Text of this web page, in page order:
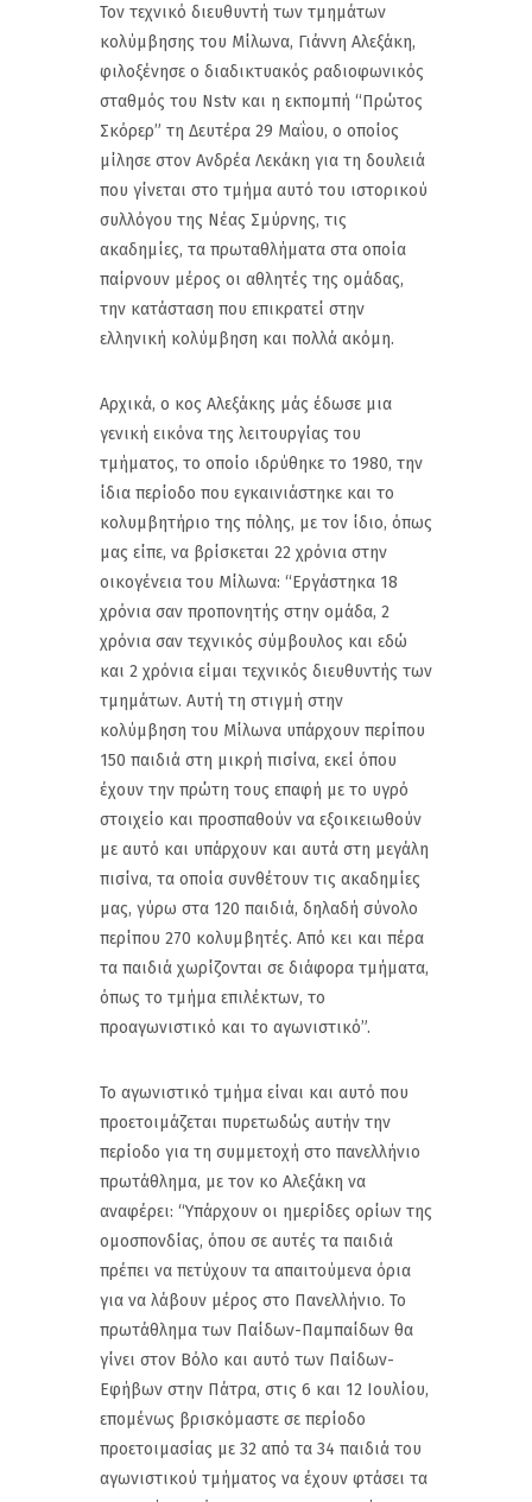
Τον τεχνικό διευθυντή των τμημάτων
κολύμβησης του Μίλωνα, Γιάννη Αλεξάκη,
φιλοξένησε ο διαδικτυακός ραδιοφωνικός
σταθμός του Nstv και η εκπομπή “Πρώτος
Σκόρερ” τη Δευτέρα 29 Μαΐου, ο οποίος
μίλησε στον Ανδρέα Λεκάκη για τη δουλειά
που γίνεται στο τμήμα αυτό του ιστορικού
συλλόγου της Νέας Σμύρνης, τις
ακαδημίες, τα πρωταθλήματα στα οποία
παίρνουν μέρος οι αθλητές της ομάδας,
την κατάσταση που επικρατεί στην
ελληνική κολύμβηση και πολλά ακόμη.
Αρχικά, ο κος Αλεξάκης μάς έδωσε μια
γενική εικόνα της λειτουργίας του
τμήματος, το οποίο ιδρύθηκε το 1980, την
ίδια περίοδο που εγκαινιάστηκε και το
κολυμβητήριο της πόλης, με τον ίδιο, όπως
μας είπε, να βρίσκεται 22 χρόνια στην
οικογένεια του Μίλωνα: “Εργάστηκα 18
χρόνια σαν προπονητής στην ομάδα, 2
χρόνια σαν τεχνικός σύμβουλος και εδώ
και 2 χρόνια είμαι τεχνικός διευθυντής των
τμημάτων. Αυτή τη στιγμή στην
κολύμβηση του Μίλωνα υπάρχουν περίπου
150 παιδιά στη μικρή πισίνα, εκεί όπου
έχουν την πρώτη τους επαφή με το υγρό
στοιχείο και προσπαθούν να εξοικειωθούν
με αυτό και υπάρχουν και αυτά στη μεγάλη
πισίνα, τα οποία συνθέτουν τις ακαδημίες
μας, γύρω στα 120 παιδιά, δηλαδή σύνολο
περίπου 270 κολυμβητές. Από κει και πέρα
τα παιδιά χωρίζονται σε διάφορα τμήματα,
όπως το τμήμα επιλέκτων, το
προαγωνιστικό και το αγωνιστικό”.
Το αγωνιστικό τμήμα είναι και αυτό που
προετοιμάζεται πυρετωδώς αυτήν την
περίοδο για τη συμμετοχή στο πανελλήνιο
πρωτάθλημα, με τον κο Αλεξάκη να
αναφέρει: “Υπάρχουν οι ημερίδες ορίων της
ομοσπονδίας, όπου σε αυτές τα παιδιά
πρέπει να πετύχουν τα απαιτούμενα όρια
για να λάβουν μέρος στο Πανελλήνιο. Το
πρωτάθλημα των Παίδων-Παμπαίδων θα
γίνει στον Βόλο και αυτό των Παίδων-
Εφήβων στην Πάτρα, στις 6 και 12 Ιουλίου,
επομένως βρισκόμαστε σε περίοδο
προετοιμασίας με 32 από τα 34 παιδιά του
αγωνιστικού τμήματος να έχουν φτάσει τα